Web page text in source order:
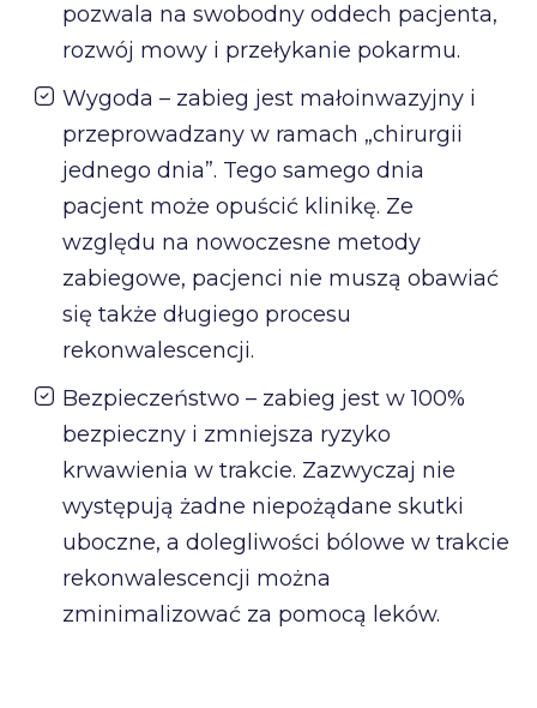
pozwala na swobodny oddech pacjenta,
rozwój mowy i przełykanie pokarmu.
Wygoda – zabieg jest małoinwazyjny i
przeprowadzany w ramach „chirurgii
jednego dnia”. Tego samego dnia
pacjent może opuścić klinikę. Ze
względu na nowoczesne metody
zabiegowe, pacjenci nie muszą obawiać
się także długiego procesu
rekonwalescencji.
Bezpieczeństwo – zabieg jest w 100%
bezpieczny i zmniejsza ryzyko
krwawienia w trakcie. Zazwyczaj nie
występują żadne niepożądane skutki
uboczne, a dolegliwości bólowe w trakcie
rekonwalescencji można
zminimalizować za pomocą leków.